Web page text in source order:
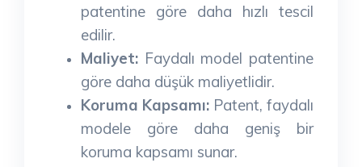
patentine göre daha hızlı tescil
edilir.
Maliyet: Faydalı model patentine
göre daha düşük maliyetlidir.
Koruma Kapsamı: Patent, faydalı
modele göre daha geniş bir
koruma kapsamı sunar.